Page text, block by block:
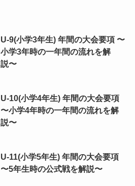
U-9(小学3年生) 年間の大会要項 〜
小学3年時の一年間の流れを解
説〜
U-10(小学4年生) 年間の大会要項
〜小学4年時の一年間の流れを解
説〜
U-11(小学5年生) 年間の大会要項
〜5年生時の公式戦を解説〜